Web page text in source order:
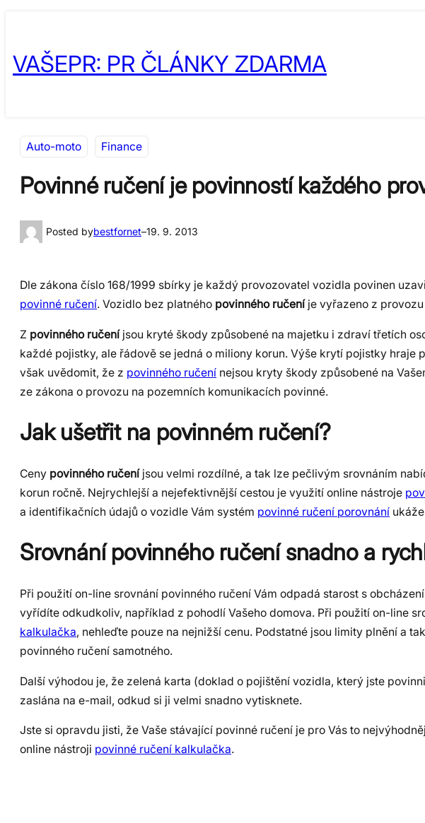
obsah
content
VAŠEPR: PR ČLÁNKY ZDARMA
Auto-moto Finance
Povinné ručení je povinností každého
Posted bybestfornet–19. 9. 2013
Dle zákona číslo 168/1999 sbírky je každý provozovatel vozidla povinen
povinné ručení. Vozidlo bez platného povinného ručeníje vyřazeno z
Z povinného ručeníjsou kryté škody způsobené na majetku i zdraví třetích
každé pojistky, ale řádově se jedná o miliony korun. Výše krytí pojistky
však uvědomit, že z povinného ručení nejsou kryty škody způsobené na
ze zákona o provozu na pozemních komunikacích povinné.
Jak ušetřit na povinném ručení?
Ceny povinného ručeníjsou velmi rozdílné, a tak lze pečlivým srovnáním
korun ročně. Nejrychlejší a nejefektivnější cestou je využití online nástroje
a identifikačních údajů o vozidle Vám systém povinné ručení porovnání
Srovnání povinného ručení snadno a
Při použití on-line srovnání povinného ručení Vám odpadá starost s
vyřídíte odkudkoliv, například z pohodlí Vašeho domova. Při použití on-line
kalkulačka, nehleďte pouze na nejnižší cenu. Podstatné jsou limity plnění a
povinného ručení samotného.
Další výhodou je, že zelená karta (doklad o pojištění vozidla, který jste
zaslána na e-mail, odkud si ji velmi snadno vytisknete.
Jste si opravdu jisti, že Vaše stávající povinné ručení je pro Vás to
online nástroji povinné ručení kalkulačka.